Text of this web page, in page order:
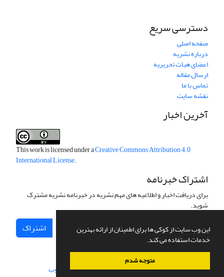
این وب سایت از کوکی ها برای اطمینان از ارائه بهترین
خدمات استفاده می کند.
متوجه شدم
دسترسی سریع
صفحه اصلی
درباره نشریه
اعضای هیات تحریریه
ارسال مقاله
تماس با ما
نقشه سایت
آخرین اخبار
This work is licensed under aCreative Commons Attribution 4.0
International License.
اشتراک خبرنامه
برای دریافت اخبار و اطلاعیه های مهم نشریه در خبرنامه نشریه مشترک
شوید.
اشتراک
سامانه مدیریت نشریات علمی.طراحی و پیاده سازی از سیناوب